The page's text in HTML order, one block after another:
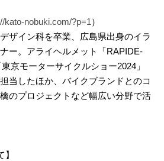
kato-nobuki.com/?p=1 ）
ザイン科を卒業、広島県出身のイラ
ー。アライヘルメット「RAPIDE-
京モーターサイクルショー2024」
当したほか、バイクブランドとのコ
のプロジェクトなど幅広い分野で活